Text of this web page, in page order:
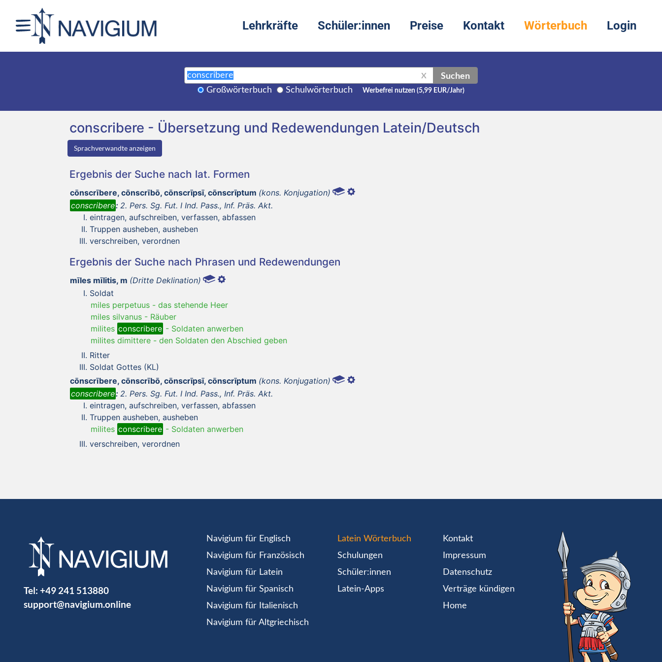
Lehrkräfte Schüler:innen Preise Kontakt Wörterbuch Login
X Suchen
Großwörterbuch Schulwörterbuch Werbefrei nutzen (5,99 EUR/Jahr)
conscribere - Übersetzung und Redewendungen Latein/Deutsch
Sprachverwandte anzeigen
Ergebnis der Suche nach lat. Formen
cōnscrībere, cōnscrībō, cōnscrīpsī, cōnscrīptum (kons. Konjugation)
conscribere: 2. Pers. Sg. Fut. I Ind. Pass., Inf. Präs. Akt.
eintragen, aufschreiben, verfassen, abfassen
Truppen ausheben, ausheben
verschreiben, verordnen
Ergebnis der Suche nach Phrasen und Redewendungen
mīles mīlitis, m (Dritte Deklination)
Soldat
miles perpetuus - das stehende Heer
miles silvanus - Räuber
milites conscribere - Soldaten anwerben
milites dimittere - den Soldaten den Abschied geben
Ritter
Soldat Gottes (KL)
cōnscrībere, cōnscrībō, cōnscrīpsī, cōnscrīptum (kons. Konjugation)
conscribere: 2. Pers. Sg. Fut. I Ind. Pass., Inf. Präs. Akt.
eintragen, aufschreiben, verfassen, abfassen
Truppen ausheben, ausheben
milites conscribere - Soldaten anwerben
verschreiben, verordnen
Tel: +49 241 513880
support@navigium.online
Navigium für Englisch
Navigium für Französisch
Navigium für Latein
Navigium für Spanisch
Navigium für Italienisch
Navigium für Altgriechisch
Latein Wörterbuch
Schulungen
Schüler:innen
Latein-Apps
Kontakt
Impressum
Datenschutz
Verträge kündigen
Home